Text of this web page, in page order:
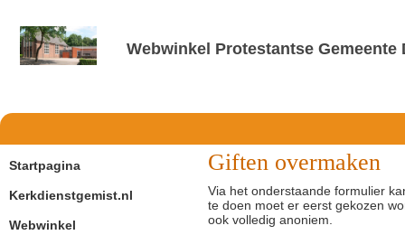
Webwinkel Protestantse Gemeente
Giften overmaken
Via het onderstaande formulier
te doen moet er eerst gekozen
ook volledig anoniem.
Startpagina
Kerkdienstgemist.nl
Webwinkel